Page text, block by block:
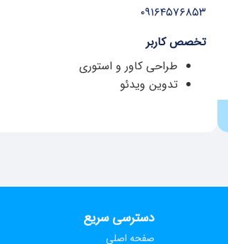
۰۹۱۶۴۵۷۶۸۵۳
تخصص کاربر
طراحی کاور و استوری
تدوین ویدئو
دسترسی سریع
صفحه اصلی